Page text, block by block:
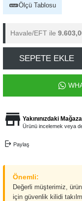
Ölçü Tablosu
Havale/EFT ile
SEPETE EKLE
Yakınınızdaki
Ürünü incelemek veya
Paylaş
Önemli:
Değerli müşterimiz,
için güvenlik kilidi